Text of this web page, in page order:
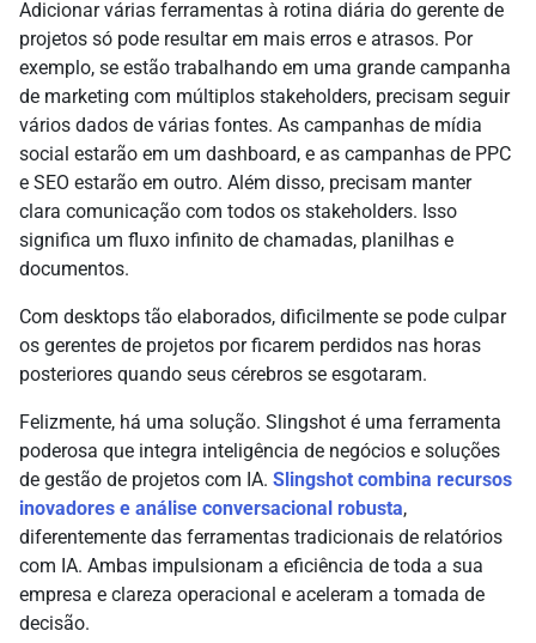
Adicionar várias ferramentas à rotina diária do gerente de
projetos só pode resultar em mais erros e atrasos. Por
exemplo, se estão trabalhando em uma grande campanha
de marketing com múltiplos stakeholders, precisam seguir
vários dados de várias fontes. As campanhas de mídia
social estarão em um dashboard, e as campanhas de PPC
e SEO estarão em outro. Além disso, precisam manter
clara comunicação com todos os stakeholders. Isso
significa um fluxo infinito de chamadas, planilhas e
documentos.
Com desktops tão elaborados, dificilmente se pode culpar
os gerentes de projetos por ficarem perdidos nas horas
posteriores quando seus cérebros se esgotaram.
Felizmente, há uma solução. Slingshot é uma ferramenta
poderosa que integra inteligência de negócios e soluções
de gestão de projetos com IA. Slingshot combina recursos
inovadores e análise conversacional robusta,
diferentemente das ferramentas tradicionais de relatórios
com IA. Ambas impulsionam a eficiência de toda a sua
empresa e clareza operacional e aceleram a tomada de
decisão.